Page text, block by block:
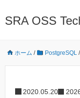
SRA OSS
ホーム / PostgreSQL /
2020.05.20